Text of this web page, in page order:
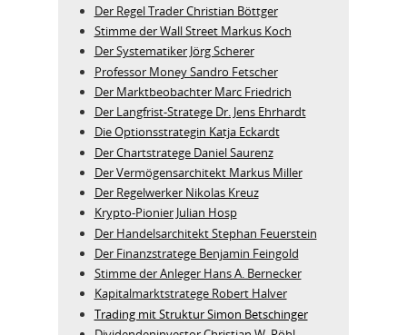
Der Regel Trader Christian Böttger
Stimme der Wall Street Markus Koch
Der Systematiker Jörg Scherer
Professor Money Sandro Fetscher
Der Marktbeobachter Marc Friedrich
Der Langfrist-Stratege Dr. Jens Ehrhardt
Die Optionsstrategin Katja Eckardt
Der Chartstratege Daniel Saurenz
Der Vermögensarchitekt Markus Miller
Der Regelwerker Nikolas Kreuz
Krypto-Pionier Julian Hosp
Der Handelsarchitekt Stephan Feuerstein
Der Finanzstratege Benjamin Feingold
Stimme der Anleger Hans A. Bernecker
Kapitalmarktstratege Robert Halver
Trading mit Struktur Simon Betschinger